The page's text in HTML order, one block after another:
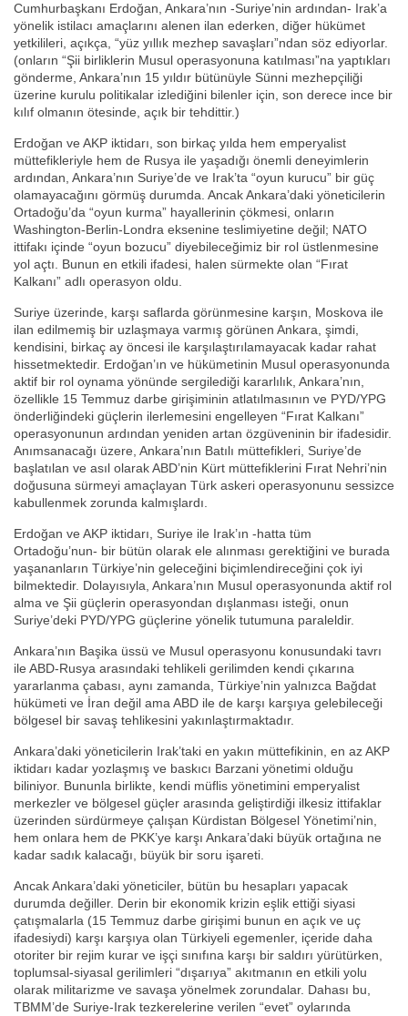
Cumhurbaşkanı Erdoğan, Ankara’nın -Suriye’nin ardından- Irak’a
yönelik istilacı amaçlarını alenen ilan ederken, diğer hükümet
yetkilileri, açıkça, “yüz yıllık mezhep savaşları”ndan söz ediyorlar.
(onların “Şii birliklerin Musul operasyonuna katılması”na yaptıkları
gönderme, Ankara’nın 15 yıldır bütünüyle Sünni mezhepçiliği
üzerine kurulu politikalar izlediğini bilenler için, son derece ince bir
kılıf olmanın ötesinde, açık bir tehdittir.)
Erdoğan ve AKP iktidarı, son birkaç yılda hem emperyalist
müttefikleriyle hem de Rusya ile yaşadığı önemli deneyimlerin
ardından, Ankara’nın Suriye’de ve Irak’ta “oyun kurucu” bir güç
olamayacağını görmüş durumda. Ancak Ankara’daki yöneticilerin
Ortadoğu’da “oyun kurma” hayallerinin çökmesi, onların
Washington-Berlin-Londra eksenine teslimiyetine değil; NATO
ittifakı içinde “oyun bozucu” diyebileceğimiz bir rol üstlenmesine
yol açtı. Bunun en etkili ifadesi, halen sürmekte olan “Fırat
Kalkanı” adlı operasyon oldu.
Suriye üzerinde, karşı saflarda görünmesine karşın, Moskova ile
ilan edilmemiş bir uzlaşmaya varmış görünen Ankara, şimdi,
kendisini, birkaç ay öncesi ile karşılaştırılamayacak kadar rahat
hissetmektedir. Erdoğan’ın ve hükümetinin Musul operasyonunda
aktif bir rol oynama yönünde sergilediği kararlılık, Ankara’nın,
özellikle 15 Temmuz darbe girişiminin atlatılmasının ve PYD/YPG
önderliğindeki güçlerin ilerlemesini engelleyen “Fırat Kalkanı”
operasyonunun ardından yeniden artan özgüveninin bir ifadesidir.
Anımsanacağı üzere, Ankara’nın Batılı müttefikleri, Suriye’de
başlatılan ve asıl olarak ABD’nin Kürt müttefiklerini Fırat Nehri’nin
doğusuna sürmeyi amaçlayan Türk askeri operasyonunu sessizce
kabullenmek zorunda kalmışlardı.
Erdoğan ve AKP iktidarı, Suriye ile Irak’ın -hatta tüm
Ortadoğu’nun- bir bütün olarak ele alınması gerektiğini ve burada
yaşananların Türkiye’nin geleceğini biçimlendireceğini çok iyi
bilmektedir. Dolayısıyla, Ankara’nın Musul operasyonunda aktif rol
alma ve Şii güçlerin operasyondan dışlanması isteği, onun
Suriye’deki PYD/YPG güçlerine yönelik tutumuna paraleldir.
Ankara’nın Başika üssü ve Musul operasyonu konusundaki tavrı
ile ABD-Rusya arasındaki tehlikeli gerilimden kendi çıkarına
yararlanma çabası, aynı zamanda, Türkiye’nin yalnızca Bağdat
hükümeti ve İran değil ama ABD ile de karşı karşıya gelebileceği
bölgesel bir savaş tehlikesini yakınlaştırmaktadır.
Ankara’daki yöneticilerin Irak’taki en yakın müttefikinin, en az AKP
iktidarı kadar yozlaşmış ve baskıcı Barzani yönetimi olduğu
biliniyor. Bununla birlikte, kendi müflis yönetimini emperyalist
merkezler ve bölgesel güçler arasında geliştirdiği ilkesiz ittifaklar
üzerinden sürdürmeye çalışan Kürdistan Bölgesel Yönetimi’nin,
hem onlara hem de PKK’ye karşı Ankara’daki büyük ortağına ne
kadar sadık kalacağı, büyük bir soru işareti.
Ancak Ankara’daki yöneticiler, bütün bu hesapları yapacak
durumda değiller. Derin bir ekonomik krizin eşlik ettiği siyasi
çatışmalarla (15 Temmuz darbe girişimi bunun en açık ve uç
ifadesiydi) karşı karşıya olan Türkiyeli egemenler, içeride daha
otoriter bir rejim kurar ve işçi sınıfına karşı bir saldırı yürütürken,
toplumsal-siyasal gerilimleri “dışarıya” akıtmanın en etkili yolu
olarak militarizme ve savaşa yönelmek zorundalar. Dahası bu,
TBMM’de Suriye-Irak tezkerelerine verilen “evet” oylarında